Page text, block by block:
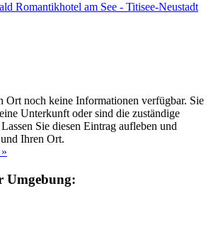
Romantikhotel am See - Titisee-Neustadt
Ort noch keine Informationen verfügbar. Sie
Unterkunft oder sind die zuständige
Sie diesen Eintrag aufleben und
Ihren Ort.
Umgebung: